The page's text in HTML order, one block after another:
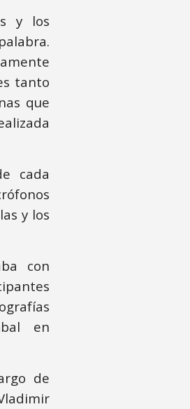
y los
tanto
que
cada
y los
con
en
de